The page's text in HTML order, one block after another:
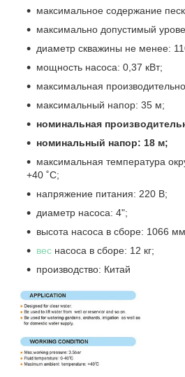
максимальное содержание
максимально допустимый
диаметр скважины не менее:
мощность насоса: 0,37 кВт;
максимальная
максимальный напор: 35 м;
номинальная
номинальный напор: 18 м;
максимальная температура
+40 ˚С;
напряжение питания: 220 В;
диаметр насоса: 4";
высота насоса в сборе: 1066
вес насоса в сборе: 12 кг;
производство: Китай